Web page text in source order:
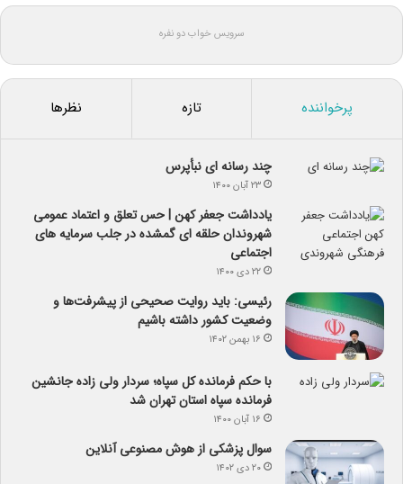
سرویس خواب دو نفره
پرخواننده تازه نظرها
چند رسانه ای نبأپرس
۲۳ آبان ۱۴۰۰
یادداشت جعفر کهن | حس تعلق و اعتماد عمومی
شهروندان حلقه ای گمشده در جلب سرمایه های
اجتماعی
۲۲ دی ۱۴۰۰
رئیسی: باید روایت صحیحی از پیشرفت‌ها و
وضعیت کشور داشته باشیم
۱۶ بهمن ۱۴۰۲
با حکم فرمانده کل سپاه؛ سردار ولی زاده جانشین
فرمانده سپاه استان تهران شد
۱۶ آبان ۱۴۰۰
سوال پزشکی از هوش مصنوعی آنلاین
۲۰ دی ۱۴۰۲